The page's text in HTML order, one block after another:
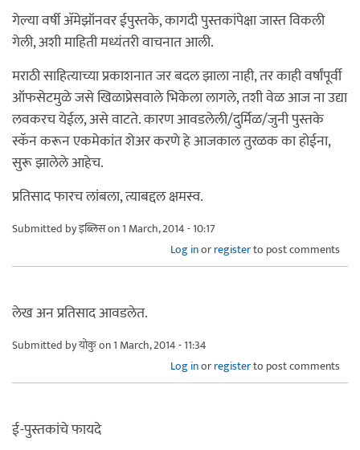
गेल्या वर्षी अ‍ॅमेझॉनवर ईपुस्तके, कागदी पुस्तकांपेक्षा जास्त विकली
गेली, अशी माहिती मध्यंतरी वाचनात आली.
मराठी साहित्याच्या प्रकाशनात जर बदल झाला नाही, तर काही वर्षांपूर्वी
ऑफसेटमुळे जसे खिळाप्रेसवाले भिकेला लागले, तशी वेळ आज ना उद्या
लवकरच येईल, असे वाटते. कारण आवडलेली/दुर्मिळ/जुनी पुस्तके
स्कॅन करून एकमेकांत शेअर करणे हे आजकाल तुरळक का होईना,
सुरू झालेले आहेच.
प्रतिसाद फारच लांबला, त्याबद्दल क्षमस्व.
Submitted byइब्लिसon 1 March, 2014 - 10:17
Log inorregisterto post comments
लेख अन प्रतिसाद आवडलेत.
Submitted byयोकुon 1 March, 2014 - 11:34
Log inorregisterto post comments
ई-पुस्तकांचे फायदे